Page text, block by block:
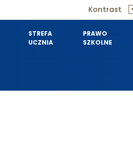
Kontrast
STREFA
UCZNIA
PRAWO
SZKOLNE